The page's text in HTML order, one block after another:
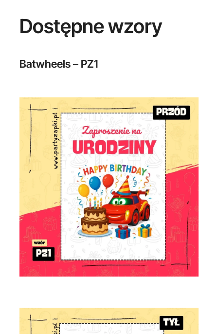
Dostępne wzory
Batwheels – PZ1